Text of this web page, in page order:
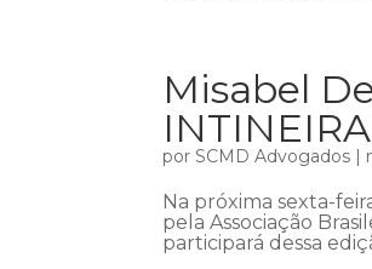
Misabel
porSCMD Advogados |
Na próxima sexta-
pela Associação
participará dessa